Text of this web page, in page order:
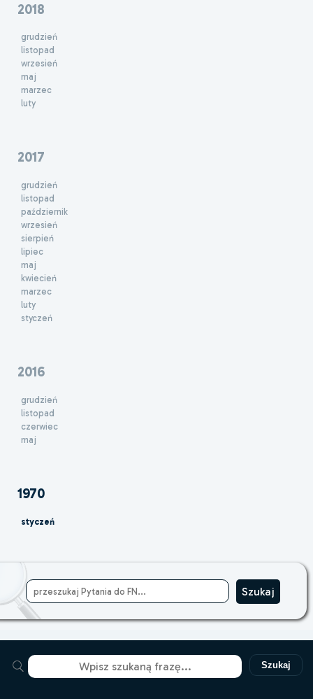
2018
grudzień
listopad
wrzesień
maj
marzec
luty
2017
grudzień
listopad
październik
wrzesień
sierpień
lipiec
maj
kwiecień
marzec
luty
styczeń
2016
grudzień
listopad
czerwiec
maj
1970
styczeń
Szukaj